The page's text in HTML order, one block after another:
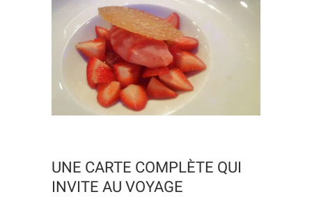
UNE CARTE COMPLÈTE QUI
INVITE AU VOYAGE